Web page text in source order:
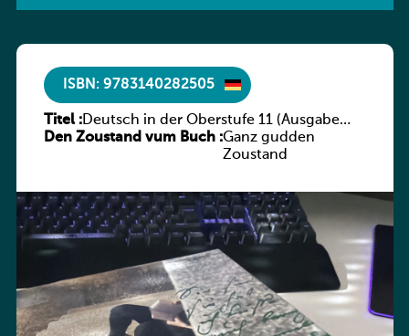
ISBN: 9783140282505
Titel :Deutsch in der Oberstufe 11 (Ausgabe
Bayern) Arbeitsheft
Den Zoustand vum Buch :Ganz gudden
Zoustand